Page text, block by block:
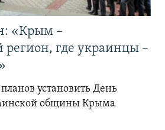
«Крым –
регион, где украинцы –
установить День
общины Крыма